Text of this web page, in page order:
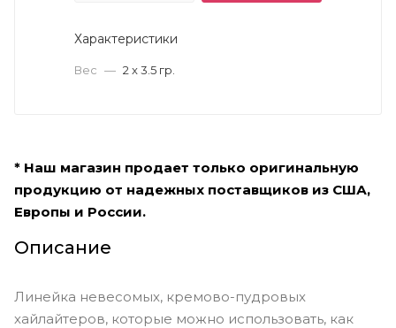
Характеристики
Вес — 2 x 3.5 гр.
* Наш магазин продает только оригинальную
продукцию от надежных поставщиков из США,
Европы и России.
Описание
Линейка невесомых, кремово-пудровых
хайлайтеров, которые можно использовать, как